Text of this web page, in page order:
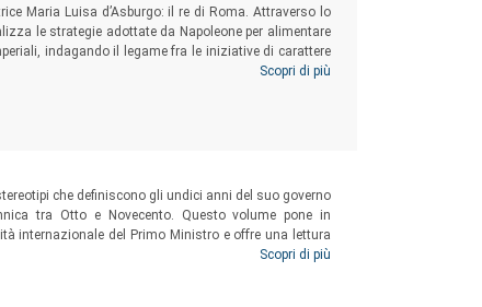
Maria Luisa d’Asburgo: il re di Roma. Attraverso lo
le strategie adottate da Napoleone per alimentare
indagando il legame fra le iniziative di carattere
del mito del fanciullo, celebrato come
Scopri di più
che definiscono gli undici anni del suo governo
tra Otto e Novecento. Questo volume pone in
internazionale del Primo Ministro e offre una lettura
estera della Thatcher, del suo rapporto con Ronald
Scopri di più